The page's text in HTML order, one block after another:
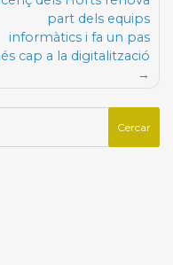
part dels equips
informàtics i fa un pas
cap a la digitalització